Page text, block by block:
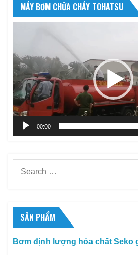
MÁY BƠM CHỮA CHÁY TOHATSU
Video
00:00
SẢN PHẨM
Bơm định lượng hóa chất Seko